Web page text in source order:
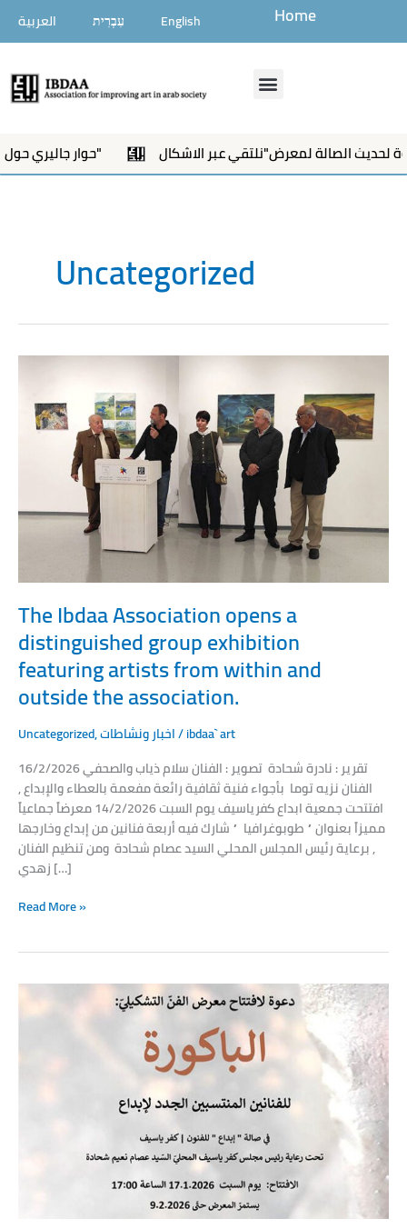
المحتوى
العربية עִבְרִית English Home
Menu
حوار جاليري حول معرض "نلتقي عبر الاشكال" دعوة لحديث الصالة لمعرض"نلتقي عبر الاشكال"
Uncategorized
The Ibdaa Association opens a
distinguished group exhibition
featuring artists from within and
outside the association.
Uncategorized,اخبار ونشاطات/ibdaa` art
16/2/2026 تقرير : نادرة شحادة تصوير : الفنان سلام ذياب والصحفي
الفنان نزيه توما بأجواء فنية ثقافية رائعة مفعمة بالعطاء والإبداع ,
افتتحت جمعية ابداع كفرياسيف يوم السبت 14/2/2026 معرضاً جماعياً
مميزاً بعنوان ” طوبوغرافيا ” شارك فيه أربعة فنانين من إبداع وخارجها
, برعاية رئيس المجلس المحلي السيد عصام شحادة ومن تنظيم الفنان
زهدي […]
Association
opens
distinguished
featuring
within
and
outside
the
association.
Read More »
An
invitation